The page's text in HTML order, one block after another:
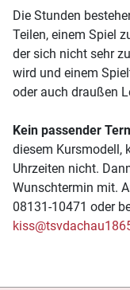
Die Stunden
Teilen, einem Spiel
der sich nicht sehr
wird und einem
oder auch draußen
Kein passender
diesem Kursmodell,
Uhrzeiten nicht.
Wunschtermin mit.
08131-10471 oder